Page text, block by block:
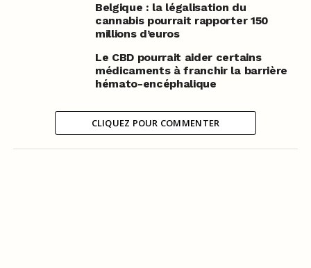
Belgique : la légalisation du
cannabis pourrait rapporter 150
millions d’euros
Le CBD pourrait aider certains
médicaments à franchir la barrière
hémato-encéphalique
CLIQUEZ POUR COMMENTER